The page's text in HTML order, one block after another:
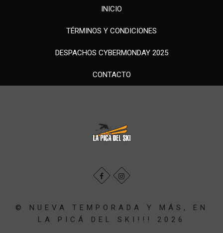
INICIO
TÉRMINOS Y CONDICIONES
DESPACHOS CYBERMONDAY 2025
CONTACTO
© NUEVA TEMPORADA Y MÁS, EN
LA PICÁ DEL SKI!!! 2026